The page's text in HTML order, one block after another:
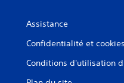
Assistance
Confidentialité et cookies
Conditions d'utilisation